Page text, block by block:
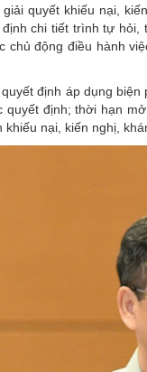
quyết khiếu nại,
chi tiết trình tự
chủ động điều hành
định áp dụng
định; thời hạn
nại, kiến nghị,